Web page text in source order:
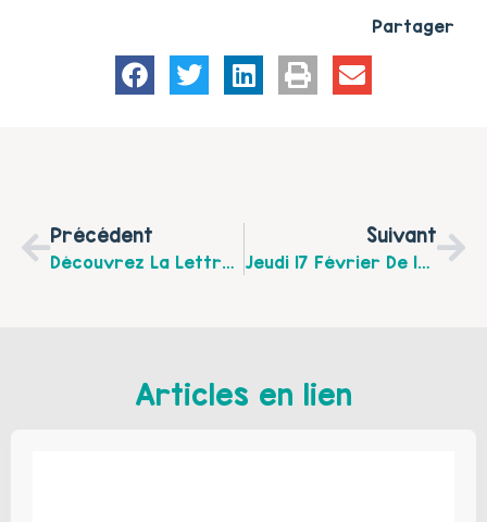
Partager
Précédent
Découvrez La Lettre D’information N°4 Autour De La Création D’un Centre Social Sur Fruges Et Environs
Suivant
Jeudi 17 Février De 18h À 19h30 Le CSCI D’Hucqueliers Et Environs Propose Un Escape Game Parents / Ados « Oserez-Vous Sortir ? »
Articles en lien